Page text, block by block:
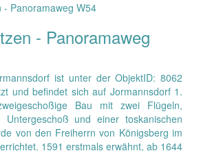
- Panoramaweg
ist unter der ObjektID: 8062
und befindet sich auf Jormannsdorf 1.
Bau mit zwei Flügeln,
Untergeschoß und einer toskanischen
von den Freiherrn von Königsberg im
1591 erstmals erwähnt, ab 1644